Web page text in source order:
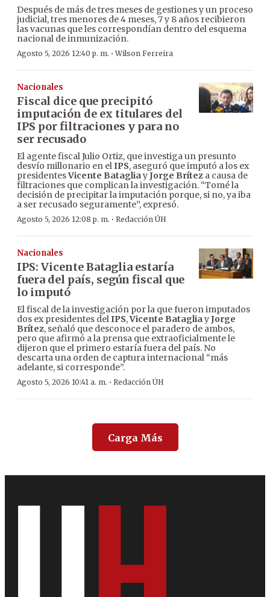
Después de más de tres meses de gestiones y un proceso
judicial, tres menores de 4 meses, 7 y 8 años recibieron
las vacunas que les correspondían dentro del esquema
nacional de inmunización.
Agosto 5, 2026 12:40 p. m. ·Wilson Ferreira
Nacionales
Fiscal dice que precipitó
imputación de ex titulares del
IPS por filtraciones y para no
ser recusado
El agente fiscal Julio Ortiz, que investiga un presunto
desvío millonario en elIPS, aseguró que imputó a los ex
presidentesVicente BatagliayJorge Brítez a causa de
filtraciones que complican la investigación. “Tomé la
decisión de precipitar la imputación porque, si no, ya iba
a ser recusado seguramente”, expresó.
Agosto 5, 2026 12:08 p. m. · Redacción ÚH
Nacionales
IPS: Vicente Bataglia estaría
fuera del país, según fiscal que
lo imputó
El fiscal de la investigación por la que fueron imputados
dos ex presidentes delIPS,Vicente BatagliayJorge
Brítez, señaló que desconoce el paradero de ambos,
pero que afirmó a la prensa que extraoficialmente le
dijeron que el primero estaría fuera del país. No
descarta una orden de captura internacional “más
adelante, si corresponde”.
Agosto 5, 2026 10:41 a. m. · Redacción ÚH
Carga Más